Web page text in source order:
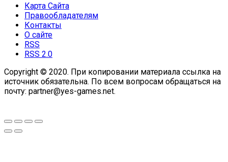
Карта Сайта
Правообладателям
Контакты
О сайте
RSS
RSS 2.0
Copyright © 2020. При копировании материала ссылка на
источник обязательна. По всем вопросам обращаться на
почту: partner@yes-games.net.